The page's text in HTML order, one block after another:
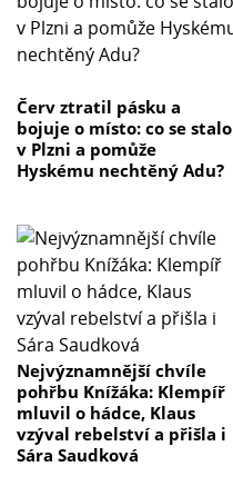
Červ ztratil pásku a
bojuje o místo: co se stalo
v Plzni a pomůže
Hyskému nechtěný Adu?
Nejvýznamnější chvíle
pohřbu Knížáka: Klempíř
mluvil o hádce, Klaus
vzýval rebelství a přišla i
Sára Saudková